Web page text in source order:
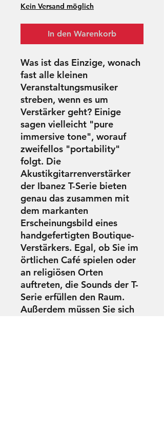
Kein Versand möglich
In den Warenkorb
Was ist das Einzige, wonach
fast alle kleinen
Veranstaltungsmusiker
streben, wenn es um
Verstärker geht? Einige
sagen vielleicht "pure
immersive tone", worauf
zweifellos "portability"
folgt. Die
Akustikgitarrenverstärker
der Ibanez T-Serie bieten
genau das zusammen mit
dem markanten
Erscheinungsbild eines
handgefertigten Boutique-
Verstärkers. Egal, ob Sie im
örtlichen Café spielen oder
an religiösen Orten
auftreten, die Sounds der T-
Serie erfüllen den Raum.
Außerdem müssen Sie sich